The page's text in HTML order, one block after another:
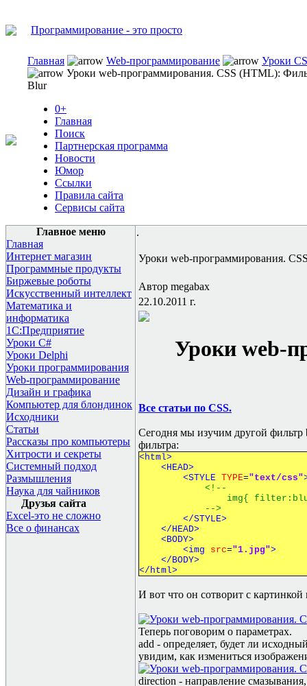
Программирование - это просто
Главная Web-программирование
Уроки
Уроки web-программирования. CSS (HTML):
Blur
0+
Главная
Поиск
Партнерская программа
Новости
Юмор
Ссылки
Правила сайта
Сервисы сайта
Главное меню
Главная
Интернет магазин
Программные продукты
Биржевые роботы
Искусственный интеллект
Математика и
информатика
1С:Предприятие
Уроки C#
Уроки Delphi
Уроки программирования
Web-программирование
Дизайн и графика
Компьютер для блондинок
Исходники
Статьи
Рассказы про компьютеры
Хитрости и секреты
Системный подход
Размышления
Наука для чайников
Друзья сайта
Excel-это не сложно
Все о финансах
.
Уроки web-программирования.
Автор megabax
22.10.2011 г.
Уроки web-
Все статьи по CSS.
Сегодня мы изучим другой фильтр
фильтра:
<html>
<HEAD>
<STYLE TYPE="text/css"
<!--
img{
-->
</STYLE>
</HEAD>
<BODY>
<img
src="1.jpg">
</BODY>
</html>
И вот что он сотворит с картинкой
Теперь поговорим о параметрах.
add - определяет, будет ли
увидим, как измениться
direction - направление